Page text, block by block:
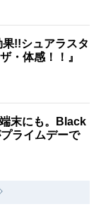
!!シュアラスタ
・体感！！』
末にも。Black
ライムデーで